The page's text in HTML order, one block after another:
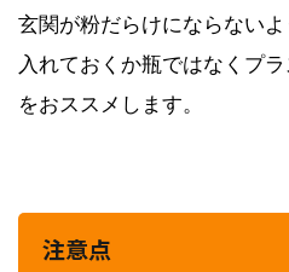
玄関が粉だらけにならない
入れておくか瓶ではなくプ
をおススメします。
注意点